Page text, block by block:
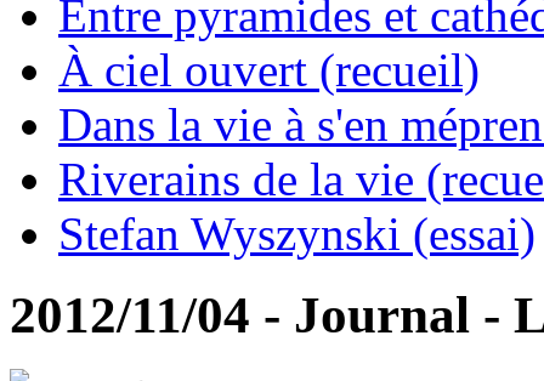
Entre pyramides et
À ciel ouvert (recueil)
Dans la vie à s'en
Riverains de la vie
Stefan Wyszynski (essai)
2012/11/04 - Journal -